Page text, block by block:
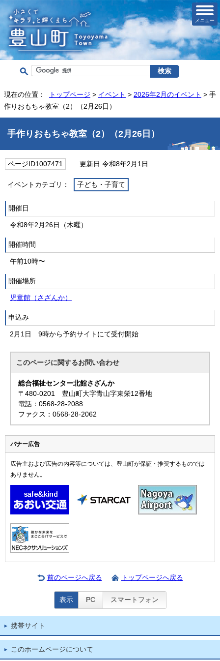
メニュー
現在の位置： トップページ > イベント > 2026年2月のイベント > 手
作りおもちゃ教室（2）（2月26日）
手作りおもちゃ教室（2）（2月26日）
ページID1007471 更新日 令和8年2月1日
イベントカテゴリ： 子ども・子育て
開催日
令和8年2月26日（木曜）
開催時間
午前10時〜
開催場所
児童館（さざんか）
申込み
2月1日 9時から予約サイトにて受付開始
このページに関するお問い合わせ
総合福祉センター北館さざんか
〒480-0201 豊山町大字青山字東栄12番地
電話：0568-28-2088
ファクス：0568-28-2062
バナー広告
広告主および広告の内容等については、豊山町が保証・推奨するものでは
ありません。
前のページへ戻る トップページへ戻る
表示 PC スマートフォン
携帯サイト
このホームページについて